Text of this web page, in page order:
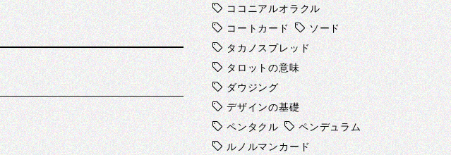
ココニアルオラクル
コートカード
ソード
タカノスプレッド
タロットの意味
ダウジング
デザインの基礎
ペンタクル
ペンデュラム
ルノルマンカード